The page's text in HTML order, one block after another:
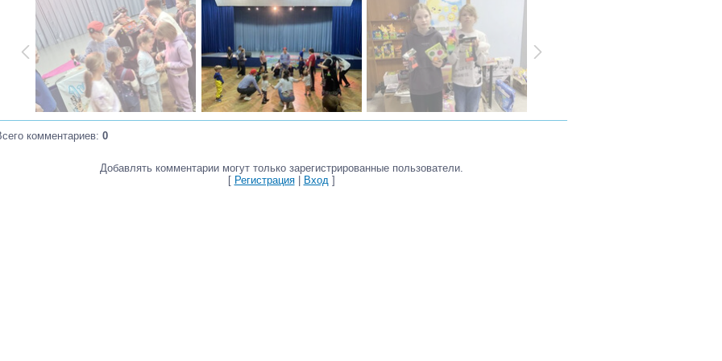
комментариев: 0
Добавлять комментарии могут только зарегистрированные пользователи.
[ Регистрация| Вход]